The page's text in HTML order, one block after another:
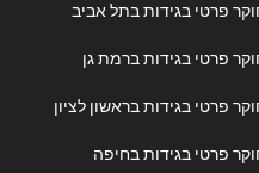
פרטי בגידות בתל אביב
פרטי בגידות ברמת גן
פרטי בגידות בראשון לציון
פרטי בגידות בחיפה